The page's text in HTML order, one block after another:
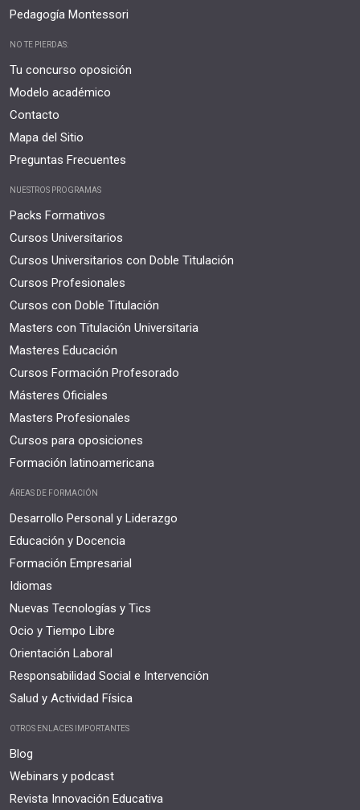
Pedagogía Montessori
NO TE PIERDAS:
Tu concurso oposición
Modelo académico
Contacto
Mapa del Sitio
Preguntas Frecuentes
NUESTROS PROGRAMAS
Packs Formativos
Cursos Universitarios
Cursos Universitarios con Doble Titulación
Cursos Profesionales
Cursos con Doble Titulación
Masters con Titulación Universitaria
Masteres Educación
Cursos Formación Profesorado
Másteres Oficiales
Masters Profesionales
Cursos para oposiciones
Formación latinoamericana
ÁREAS DE FORMACIÓN
Desarrollo Personal y Liderazgo
Educación y Docencia
Formación Empresarial
Idiomas
Nuevas Tecnologías y Tics
Ocio y Tiempo Libre
Orientación Laboral
Responsabilidad Social e Intervención
Salud y Actividad Física
OTROS ENLACES IMPORTANTES
Blog
Webinars y podcast
Revista Innovación Educativa